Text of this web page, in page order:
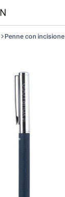
Penne con incisione